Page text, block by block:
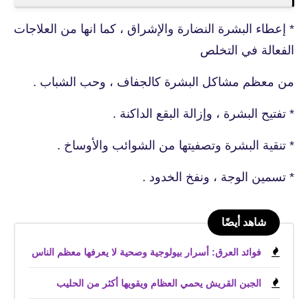
* إعطاء البشرة النضارة والإشراق ، كما انها من العلاجات
الفعالة في التخلص
من معظم مشاكل البشرة كالجفاف ، وحب الشباب .
* تفتيح البشرة ، وإزالة البقع الداكنة .
* تنقية البشرة وتصفيتها من الشوائب والأوساخ .
* تسمين الوجة ، ونفخ الخدود .
شاهد أيضًا
فوائد العرق: أسرار بيولوجية وصحية لا يعرفها معظم الناس
الجبن القريش يحمي العظام ويقويها أكثر من الحليب